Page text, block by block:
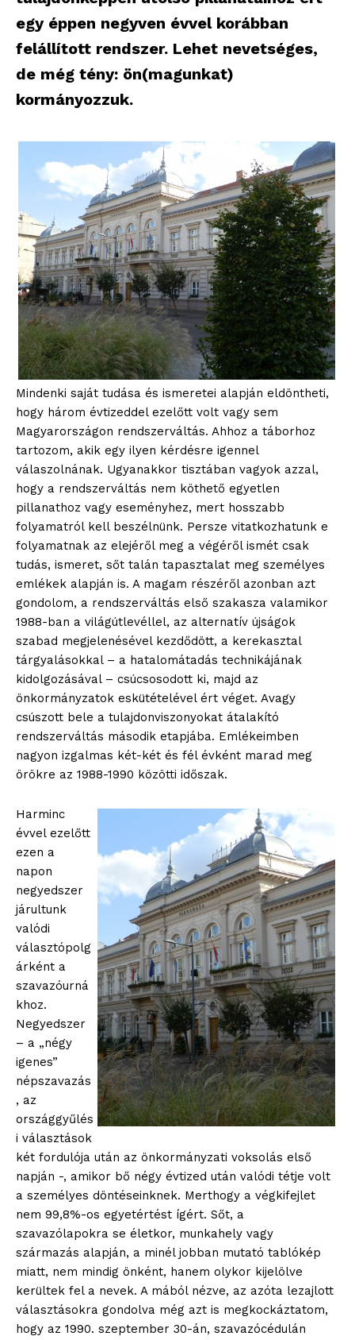
egy éppen negyven évvel korábban
felállított rendszer. Lehet nevetséges,
de még tény: ön(magunkat)
kormányozzuk.
Mindenki saját tudása és ismeretei alapján eldöntheti,
hogy három évtizeddel ezelőtt volt vagy sem
Magyarországon rendszerváltás. Ahhoz a táborhoz
tartozom, akik egy ilyen kérdésre igennel
válaszolnának. Ugyanakkor tisztában vagyok azzal,
hogy a rendszerváltás nem köthető egyetlen
pillanathoz vagy eseményhez, mert hosszabb
folyamatról kell beszélnünk. Persze vitatkozhatunk e
folyamatnak az elejéről meg a végéről ismét csak
tudás, ismeret, sőt talán tapasztalat meg személyes
emlékek alapján is. A magam részéről azonban azt
gondolom, a rendszerváltás első szakasza valamikor
1988-ban a világútlevéllel, az alternatív újságok
szabad megjelenésével kezdődött, a kerekasztal
tárgyalásokkal – a hatalomátadás technikájának
kidolgozásával – csúcsosodott ki, majd az
önkormányzatok eskütételével ért véget. Avagy
csúszott bele a tulajdonviszonyokat átalakító
rendszerváltás második etapjába. Emlékeimben
nagyon izgalmas két-két és fél évként marad meg
örökre az 1988-1990 közötti időszak.
Harminc
évvel ezelőtt
ezen a
napon
negyedszer
járultunk
valódi
választópolg
árként a
szavazóurná
khoz.
Negyedszer
– a „négy
igenes”
népszavazás
, az
országgyűlés
i választások
két fordulója után az önkormányzati voksolás első
napján -, amikor bő négy évtized után valódi tétje volt
a személyes döntéseinknek. Merthogy a végkifejlet
nem 99,8%-os egyetértést ígért. Sőt, a
szavazólapokra se életkor, munkahely vagy
származás alapján, a minél jobban mutató tablókép
miatt, nem mindig önként, hanem olykor kijelölve
kerültek fel a nevek. A mából nézve, az azóta lezajlott
választásokra gondolva még azt is megkockáztatom,
hogy az 1990. szeptember 30-án, szavazócédulán